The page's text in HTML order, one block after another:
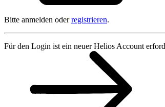
Bitte anmelden oderregistrieren.
Für den Login ist ein neuer Helios Account